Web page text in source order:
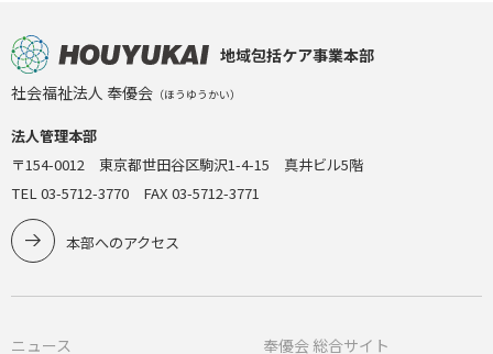
地域包括ケア事業本部
社会福祉法人 奉優会 （ほうゆうかい）
法人管理本部
〒154-0012 東京都世田谷区駒沢1-4-15 真井ビル5階
TEL 03-5712-3770 FAX 03-5712-3771
本部へのアクセス
ニュース
奉優会 総合サイト